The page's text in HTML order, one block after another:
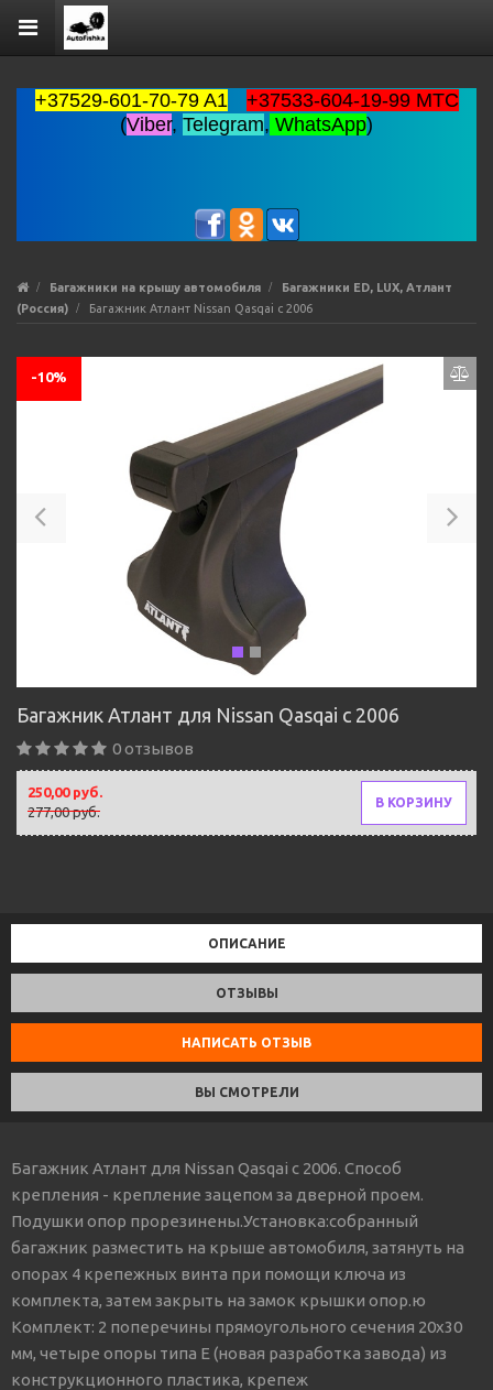
+37529-601-70-79 A1
+37533-604-19-99 MTC
(Viber, Telegram, WhatsApp)
Багажники на крышу автомобиля
Багажники ED, LUX, Атлант
(Россия)
Багажник Атлант Nissan Qasqai с 2006
-10%
Previous
Багажник Атлант для Nissan Qasqai с 2006
0 отзывов
277,00 руб.
250,00 руб.
В КОРЗИНУ
ОПИСАНИЕ
ОТЗЫВЫ
НАПИСАТЬ ОТЗЫВ
ВЫ СМОТРЕЛИ
Багажник Атлант для Nissan Qasqai с 2006. Способ
крепления - крепление зацепом за дверной проем.
Подушки опор прорезинены.Установка:собранный
багажник разместить на крыше автомобиля, затянуть на
опорах 4 крепежных винта при помощи ключа из
комплекта, затем закрыть на замок крышки опор.ю
Комплект: 2 поперечины прямоугольного сечения 20х30
мм, четыре опоры типа Е (новая разработка завода) из
конструкционного пластика, крепеж